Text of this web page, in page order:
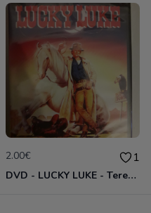
2.00€ 1
DVD - LUCKY LUKE - Terence Hill